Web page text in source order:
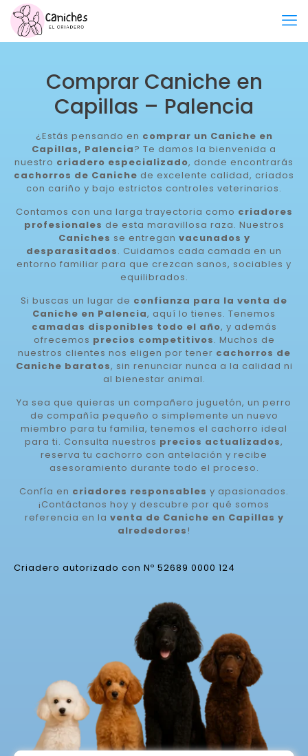
Comprar Caniche en
Capillas – Palencia
¿Estás pensando en comprar un Caniche en
Capillas, Palencia? Te damos la bienvenida a
nuestro criadero especializado, donde encontrarás
cachorros de Caniche de excelente calidad, criados
con cariño y bajo estrictos controles veterinarios.
Contamos con una larga trayectoria como criadores
profesionales de esta maravillosa raza. Nuestros
Caniches se entregan vacunados y
desparasitados. Cuidamos cada camada en un
entorno familiar para que crezcan sanos, sociables y
equilibrados.
Si buscas un lugar de confianza para la venta de
Caniche en Palencia, aquí lo tienes. Tenemos
camadas disponibles todo el año, y además
ofrecemos precios competitivos. Muchos de
nuestros clientes nos eligen por tener cachorros de
Caniche baratos, sin renunciar nunca a la calidad ni
al bienestar animal.
Ya sea que quieras un compañero juguetón, un perro
de compañía pequeño o simplemente un nuevo
miembro para tu familia, tenemos el cachorro ideal
para ti. Consulta nuestros precios actualizados,
reserva tu cachorro con antelación y recibe
asesoramiento durante todo el proceso.
Confía en criadores responsables y apasionados.
¡Contáctanos hoy y descubre por qué somos
referencia en la venta de Caniche en Capillas y
alrededores!
Criadero autorizado con Nº 52689 0000 124